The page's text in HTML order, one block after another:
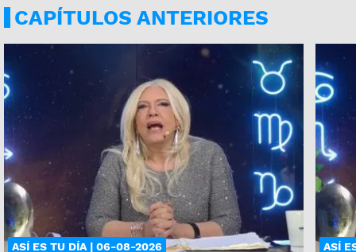
CAPÍTULOS ANTERIORES
ASÍ ES TU DÍA | 06-08-2026 ASÍ